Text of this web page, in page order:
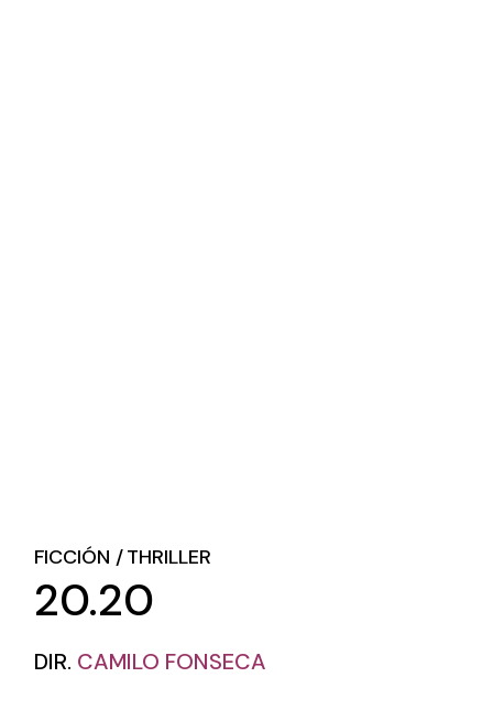
FICCIÓN THRILLER
20.20
DIR. CAMILO FONSECA